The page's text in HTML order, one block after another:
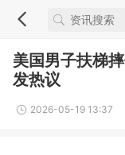
美国男子扶梯
发热议
2026-05-19 13:37